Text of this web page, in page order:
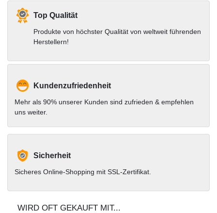
Top Qualität
Produkte von höchster Qualität von weltweit führenden
Herstellern!
Kundenzufriedenheit
Mehr als 90% unserer Kunden sind zufrieden & empfehlen
uns weiter.
Sicherheit
Sicheres Online-Shopping mit SSL-Zertifikat.
WIRD OFT GEKAUFT MIT...